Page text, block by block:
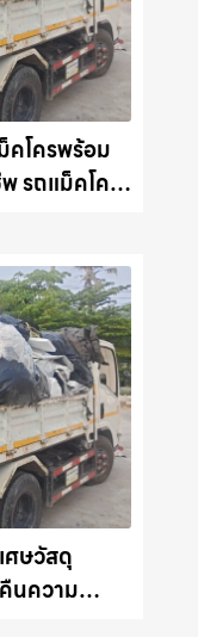
คโครพร้อม
รถแม็คโคร
ษวัสดุ
นความ